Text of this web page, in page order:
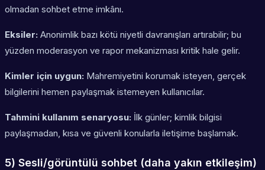
olmadan sohbet etme imkânı.
Eksiler: Anonimlik bazı kötü niyetli davranışları artırabilir; bu
yüzden moderasyon ve rapor mekanizması kritik hale gelir.
Kimler için uygun: Mahremiyetini korumak isteyen, gerçek
bilgilerini hemen paylaşmak istemeyen kullanıcılar.
Tahmini kullanım senaryosu: İlk günler; kimlik bilgisi
paylaşmadan, kısa ve güvenli konularla iletişime başlamak.
5) Sesli/görüntülü sohbet (daha yakın etkileşim)